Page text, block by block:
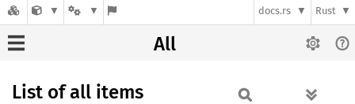
docs.rs Rust
All
List of all items